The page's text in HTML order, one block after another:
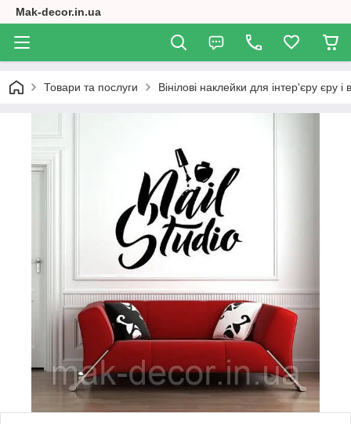
Mak-decor.in.ua
Товари та послуги Вінілові наклейки для інтер'єру єру і